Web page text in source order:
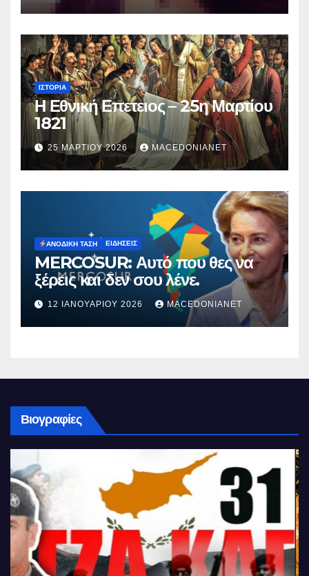
ΙΣΤΟΡΊΑ
Η Εθνική Επετειος – 25η Μαρτίου
1821
25 ΜΑΡΤΊΟΥ 2026 MACEDONIANET
ΑΝΟΔΙΚΉ ΤΆΣΗ ΕΙΔΉΣΕΙΣ
MERCOSUR: Αυτό που θες να
ξέρεις και δεν σου λένε.
12 ΙΑΝΟΥΑΡΊΟΥ 2026 MACEDONIANET
Βιογραφίες